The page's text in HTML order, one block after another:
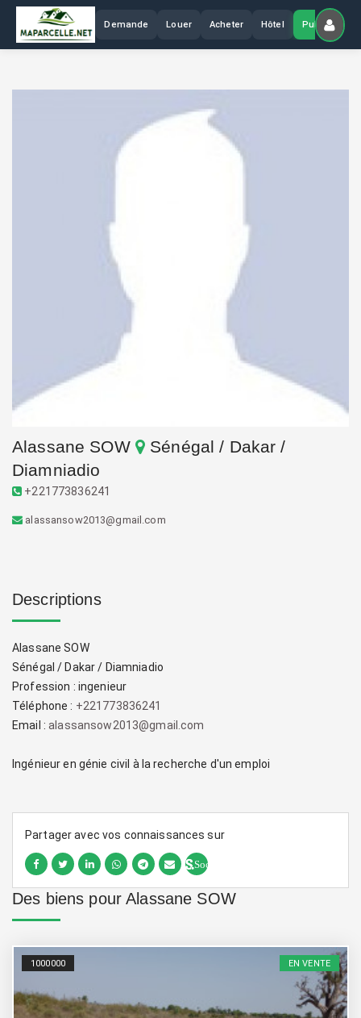
Demande Louer Acheter Hôtel Publier
Alassane SOW
Sénégal / Dakar /
Diamniadio
+221773836241
alassansow2013@gmail.com
Descriptions
Alassane SOW
Sénégal / Dakar / Diamniadio
Profession : ingenieur
Téléphone : +221773836241
Email :alassansow2013@gmail.com
Ingénieur en génie civil à la recherche d'un emploi
Partager avec vos connaissances sur
Sociallinki
Des biens pour Alassane SOW
1000000 EN VENTE